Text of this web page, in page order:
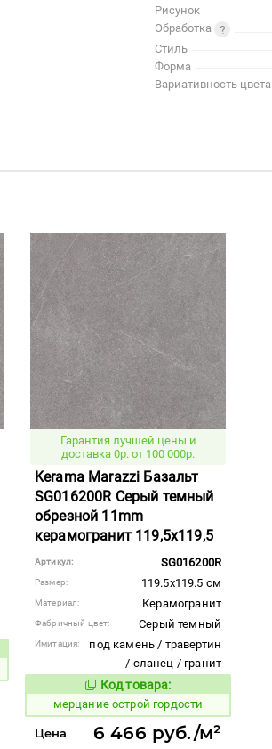
Рисунок
Обработка
Стиль
Форма
Вариативность цвета
Гарантия лучшей цены и
доставка 0р. от 100 000р.
Kerama Marazzi Базальт
SG016200R Серый темный
обрезной 11mm
керамогранит 119,5x119,5
Артикул: SG016200R
Размер: 119.5x119.5 см
Материал: Керамогранит
Фабричный цвет: Серый темный
Имитация:
под камень / травертин
/ сланец / гранит
Код товара:
977268 Код товара:
мерцание острой гордости
Цена 6 466 руб./м²